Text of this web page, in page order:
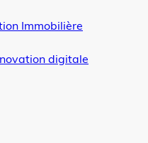
Immobilière
digitale